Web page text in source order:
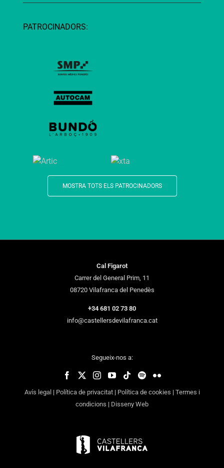
PATROCINADORS:
MOSTRA TOTS ELS PATROCINADORS
Cal Figarot
Carrer del General Prim, 11
08720 Vilafranca del Penedès
+34 681 02 73 80
info@castellersdevilafranca.cat
Segueix-nos a:
Avís legal | Política de privacitat| Política de cookies | Termes i
condicions | Disseny Web